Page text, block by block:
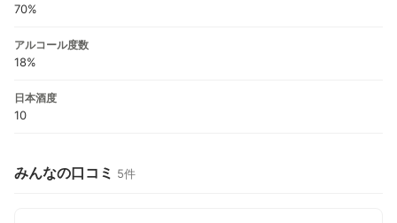
70%
アルコール度数
18%
日本酒度
10
みんなの口コミ 5件